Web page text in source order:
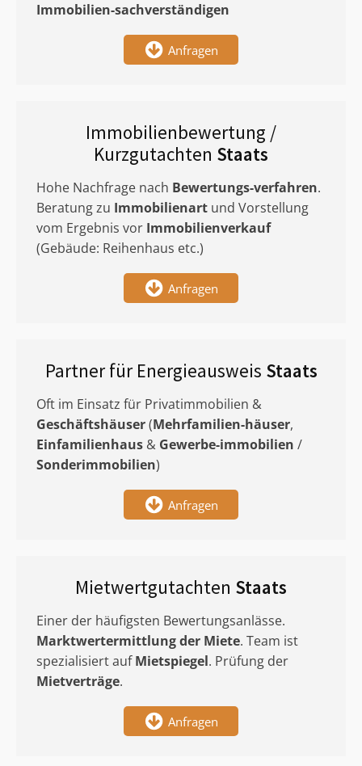
Immobilien-sachverständigen
Anfragen
Immobilienbewertung /
Kurzgutachten Staats
Hohe Nachfrage nach Bewertungs-verfahren.
Beratung zu Immobilienart und Vorstellung
vom Ergebnis vor Immobilienverkauf
(Gebäude: Reihenhaus etc.)
Anfragen
Partner für Energieausweis Staats
Oft im Einsatz für Privatimmobilien &
Geschäftshäuser(Mehrfamilien-häuser,
Einfamilienhaus & Gewerbe-immobilien /
Sonderimmobilien)
Anfragen
Mietwertgutachten Staats
Einer der häufigsten Bewertungsanlässe.
Marktwertermittlungder Miete. Team ist
spezialisiert aufMietspiegel. Prüfung der
Mietverträge.
Anfragen